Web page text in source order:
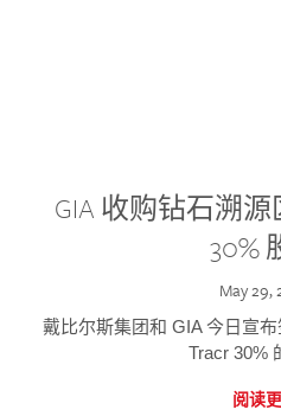
GIA 收购钻石溯
30%
May 29,
戴比尔斯集团和 GIA 今日宣
Tracr 30%
阅读